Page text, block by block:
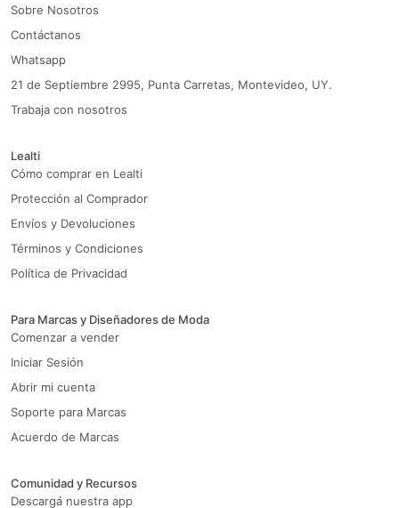
Sobre Nosotros
Contáctanos
Whatsapp
21 de Septiembre 2995, Punta Carretas, Montevideo, UY.
Trabaja con nosotros
Lealti
Cómo comprar en Lealti
Protección al Comprador
Envíos y Devoluciones
Términos y Condiciones
Política de Privacidad
Para Marcas y Diseñadores de Moda
Comenzar a vender
Iniciar Sesión
Abrir mi cuenta
Soporte para Marcas
Acuerdo de Marcas
Comunidad y Recursos
Descargá nuestra app